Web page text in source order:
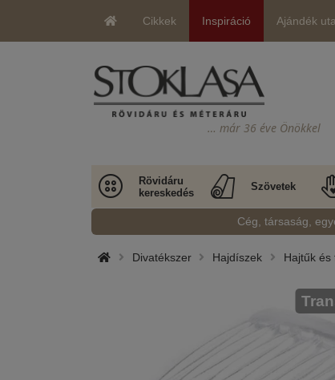
Cikkek Inspiráció Ajándék
… már 36 éve Önökkel
Rövidáru
kereskedés
Szövetek
Cég, társaság,
Divatékszer Hajdíszek Hajtűk és